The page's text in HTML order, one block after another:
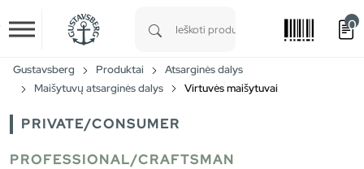
Skip to main content
0
Gustavsberg Produktai
Atsarginės dalys
Maišytuvų atsarginės dalys
Virtuvės maišytuvai
PRIVATE/CONSUMER
PROFESSIONAL/CRAFTSMAN